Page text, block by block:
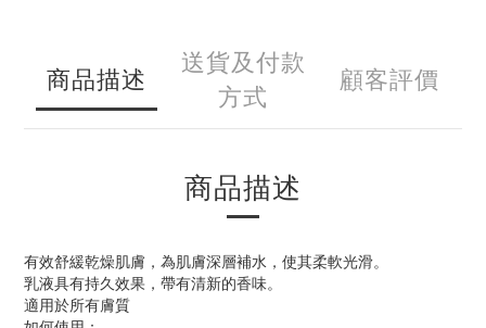
商品描述
送貨及付款
方式
顧客評價
商品描述
有效舒緩乾燥肌膚，為肌膚深層補水，使其柔軟光滑。
乳液具有持久效果，帶有清新的香味。
適用於所有膚質